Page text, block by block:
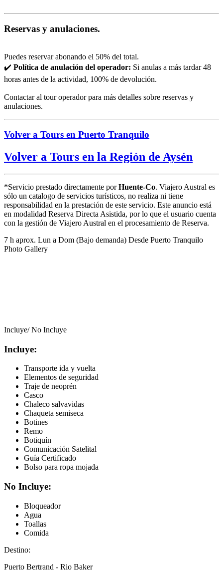
Reservas y anulaciones.
Puedes reservar abonando el 50% del total.
✔️ Política de anulación del operador: Si anulas a más tardar 48
horas antes de la actividad, 100% de devolución.
Contactar al tour operador para más detalles sobre reservas y
anulaciones.
Volver a Tours en Puerto Tranquilo
Volver a Tours en la Región de Aysén
*Servicio prestado directamente porHuente-Co. Viajero Austral es
sólo un catalogo de servicios turísticos, no realiza ni tiene
responsabilidad en la prestación de este servicio. Este anuncio está
en modalidad Reserva Directa Asistida, por lo que el usuario cuenta
con la gestión de Viajero Austral en el procesamiento de Reserva.
7 h aprox. Lun a Dom (Bajo demanda) Desde Puerto Tranquilo
Photo Gallery
Incluye/ No Incluye
Incluye:
Transporte ida y vuelta
Elementos de seguridad
Traje de neoprén
Casco
Chaleco salvavidas
Chaqueta semiseca
Botines
Remo
Botiquín
Comunicación Satelital
Guía Certificado
Bolso para ropa mojada
No Incluye:
Bloqueador
Agua
Toallas
Comida
Destino:
Puerto Bertrand - Rio Baker